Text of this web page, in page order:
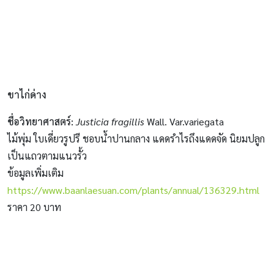
ขาไก่ด่าง
ชื่อวิทยาศาสตร์: Justicia fragillis Wall. Var.variegata
ไม้พุ่ม ใบเดี่ยวรูปรี ชอบน้ำปานกลาง แดดรำไรถึงแดดจัด นิยมปลูก
เป็นแถวตามแนวรั้ว
ข้อมูลเพิ่มเติม
https://www.baanlaesuan.com/plants/annual/136329.html
ราคา 20 บาท